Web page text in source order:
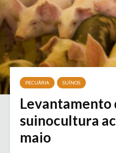
PECUÁRIA SUÍNOS
Levantamento
suinocultura
maio